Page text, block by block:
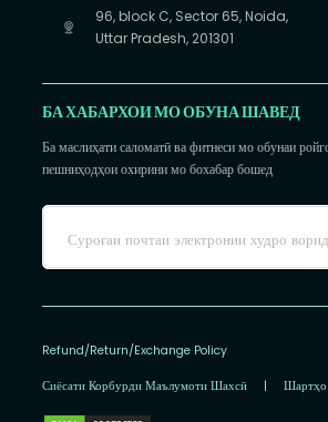
96, block C, Sector 65, Noida,
Uttar Pradesh, 201301
БА ХАБАРХОИ МО ОБУНА ШАВЕД
Ба маслиҳати саломатӣ ва фитнеси мо обунаи
пешниҳодҳои охирини мо бохабар бошед
Refund/Return/Exchange Policy
Сиёсати Корбурди Маълумоти Шахсӣ | Шартҳо